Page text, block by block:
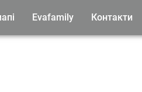
Evafamily Контакти